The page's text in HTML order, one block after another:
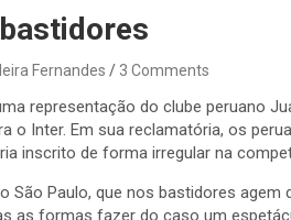
Fernandes 3 Comments
representação do clube peruano
o Inter. Em sua reclamatória, os
inscrito de forma irregular na
São Paulo, que nos bastidores
as formas fazer do caso um